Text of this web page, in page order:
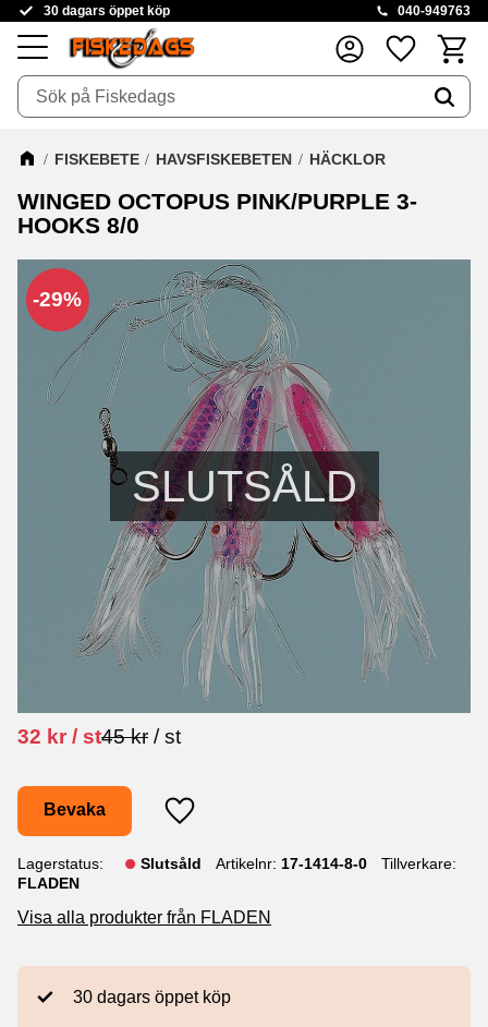
Meny
30 dagars öppet köp 040-949763
Favoriter
FISKEBETE HAVSFISKEBETEN HÄCKLOR
WINGED OCTOPUS PINK/PURPLE 3-
HOOKS 8/0
SLUTSÅLD
29%
Nedsatt pris:
32 kr / stOrdinarie pris:
45kr /st
Lägg till i favoriter
Bevaka
Lagerstatus Slutsåld Artikelnr 17-1414-8-0
Tillverkare
FLADEN
Visa alla produkter från FLADEN
30 dagars öppet köp